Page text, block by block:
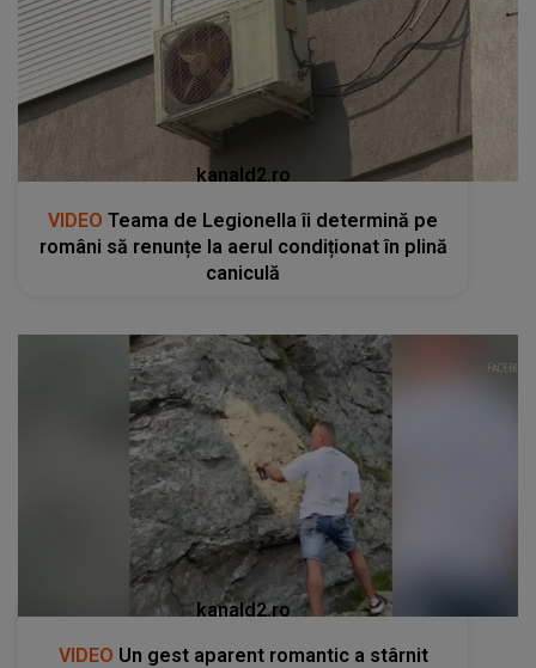
kanald2.ro
VIDEO Teama de Legionella îi determină pe
români să renunțe la aerul condiționat în plină
caniculă
kanald2.ro
VIDEO Un gest aparent romantic a stârnit